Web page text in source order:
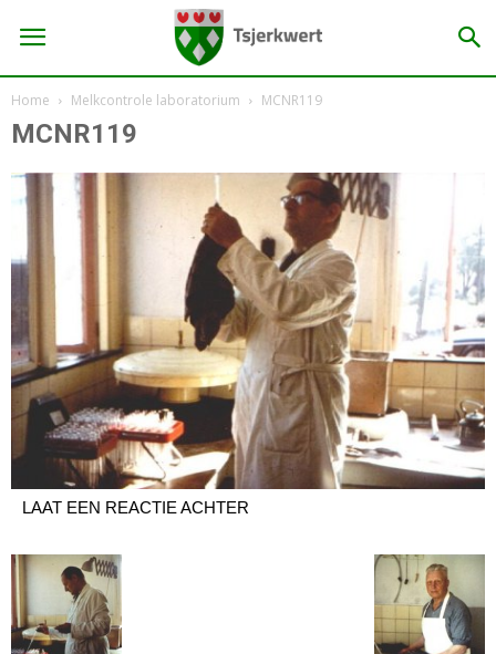
Home Melkcontrole laboratorium MCNR119
MCNR119
LAAT EEN REACTIE ACHTER